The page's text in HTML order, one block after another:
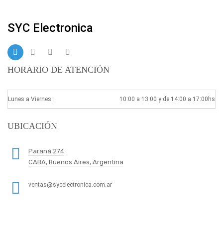
SYC Electronica
HORARIO DE ATENCIÓN
Lunes a Viernes: 10:00 a 13:00 y de 14:00 a 17:00hs
UBICACIÓN
Paraná 274
CABA, Buenos Aires, Argentina
ventas@sycelectronica.com.ar